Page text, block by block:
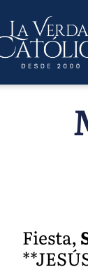
Fiesta,